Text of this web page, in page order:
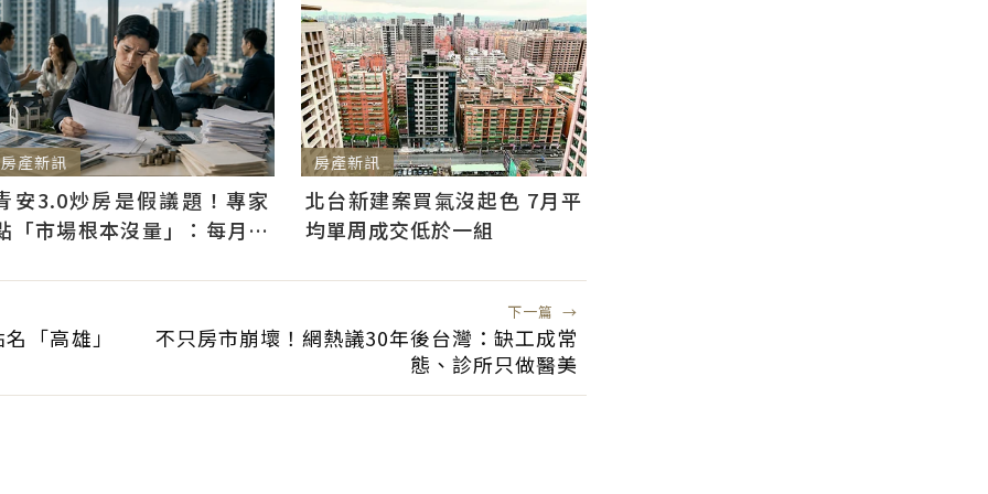
房產新訊
安3.0炒房是假議題！專家
「市場根本沒量」：每月多
房產新訊
北台新建案買氣沒起色 7月平
均單周成交低於一組
「高雄」
下一篇 →
不只房市崩壞！網熱議30年後台灣：缺工成常
態、診所只做醫美